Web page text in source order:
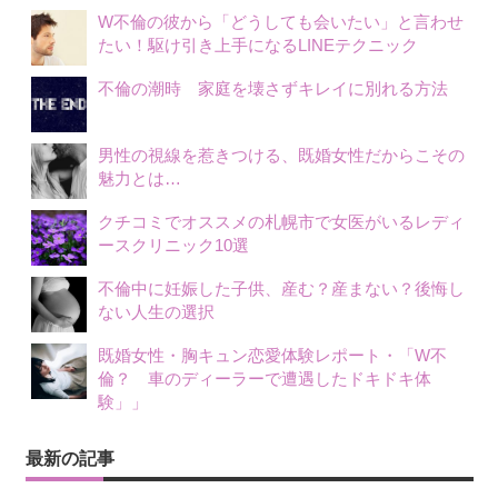
W不倫の彼から「どうしても会いたい」と言わせ
たい！駆け引き上手になるLINEテクニック
不倫の潮時 家庭を壊さずキレイに別れる方法
男性の視線を惹きつける、既婚女性だからこその
魅力とは…
クチコミでオススメの札幌市で女医がいるレディ
ースクリニック10選
不倫中に妊娠した子供、産む？産まない？後悔し
ない人生の選択
既婚女性・胸キュン恋愛体験レポート・「W不
倫？ 車のディーラーで遭遇したドキドキ体
験」」
最新の記事